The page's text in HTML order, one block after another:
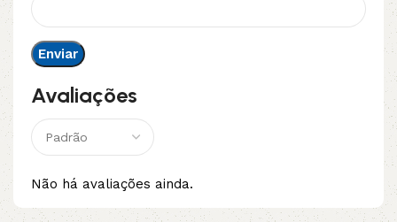
Avaliações
Não há avaliações ainda.